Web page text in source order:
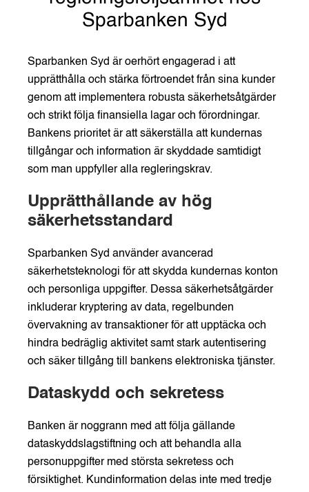
Sparbanken Syd
Sparbanken Syd är oerhört engagerad i att
upprätthålla och stärka förtroendet från sina kunder
genom att implementera robusta säkerhetsåtgärder
och strikt följa finansiella lagar och förordningar.
Bankens prioritet är att säkerställa att kundernas
tillgångar och information är skyddade samtidigt
som man uppfyller alla regleringskrav.
Upprätthållande av hög
säkerhetsstandard
Sparbanken Syd använder avancerad
säkerhetsteknologi för att skydda kundernas konton
och personliga uppgifter. Dessa säkerhetsåtgärder
inkluderar kryptering av data, regelbunden
övervakning av transaktioner för att upptäcka och
hindra bedräglig aktivitet samt stark autentisering
och säker tillgång till bankens elektroniska tjänster.
Dataskydd och sekretess
Banken är noggrann med att följa gällande
dataskyddslagstiftning och att behandla alla
personuppgifter med största sekretess och
försiktighet. Kundinformation delas inte med tredje